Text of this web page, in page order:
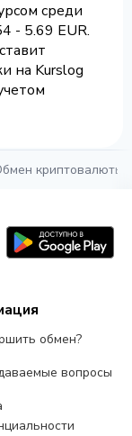
среди
- 5.69 EUR.
на Kurslog
криптовалюты
обмен?
вопросы